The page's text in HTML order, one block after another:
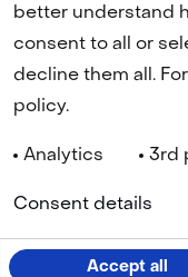
(naar homepage)
better understand
consent to all or
decline them all.
policy.
Analytics 3rd
Accept all
Consent details